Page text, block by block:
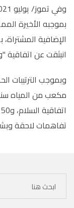
انبثقت عن اتفاقية
تفاهمات لاحقة